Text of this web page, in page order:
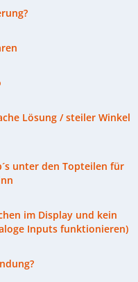
Lösung / steiler Winkel
unter den Topteilen für
im Display und kein
Inputs funktionieren)